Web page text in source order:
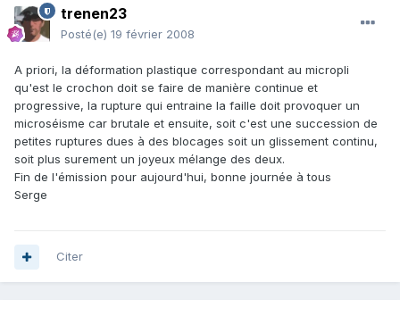
trenen23
Posté(e) 19 février 2008
A priori, la déformation plastique correspondant au micropli
qu'est le crochon doit se faire de manière continue et
progressive, la rupture qui entraine la faille doit provoquer un
microséisme car brutale et ensuite, soit c'est une succession de
petites ruptures dues à des blocages soit un glissement continu,
soit plus surement un joyeux mélange des deux.
Fin de l'émission pour aujourd'hui, bonne journée à tous
Serge
Citer